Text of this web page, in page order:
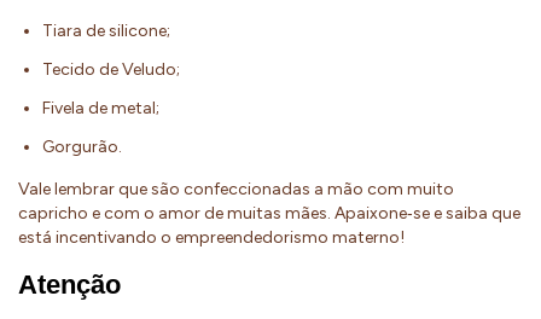
Tiara de silicone;
Tecido de Veludo;
Fivela de metal;
Gorgurão.
Vale lembrar que são confeccionadas a mão com muito
capricho e com o amor de muitas mães. Apaixone‐se e saiba que
está incentivando o empreendedorismo materno!
Atenção